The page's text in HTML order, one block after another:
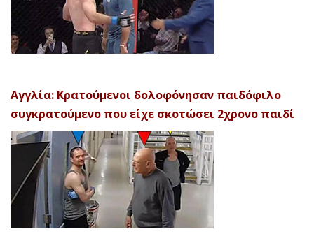
Αγγλία: Κρατούμενοι δολοφόνησαν παιδόφιλο
συγκρατούμενο που είχε σκοτώσει 2χρονο παιδί